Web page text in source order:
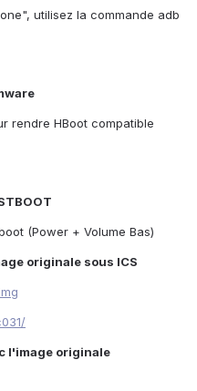
utilisez la commande adb
rendre HBoot compatible
(Power + Volume Bas)
originale sous ICS
l'image originale